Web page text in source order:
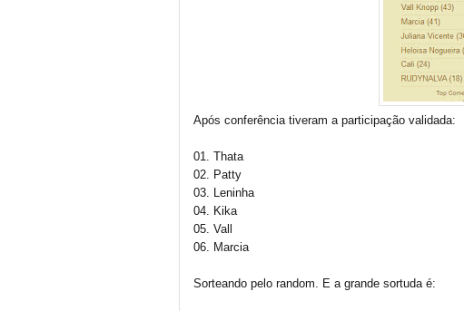
Após conferência tiveram a participação validada:
01. Thata
02. Patty
03. Leninha
04. Kika
05. Vall
06. Marcia
Sorteando pelo random. E a grande sortuda é: